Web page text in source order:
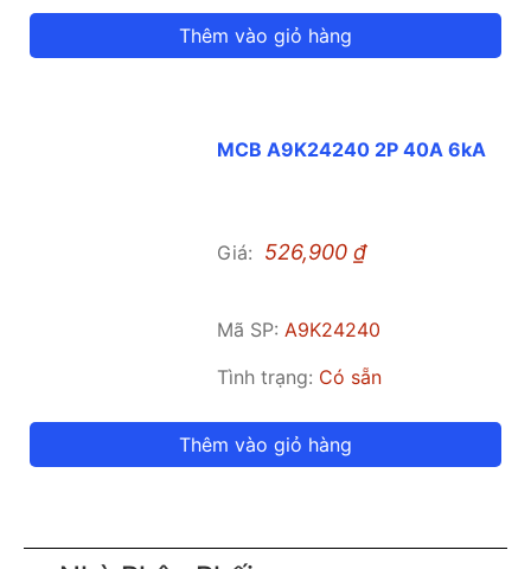
Thêm vào giỏ hàng
MCB A9K24240 2P 40A 6kA
Giá: 526,900₫
Mã SP:A9K24240
Tình trạng: Có sẵn
Thêm vào giỏ hàng